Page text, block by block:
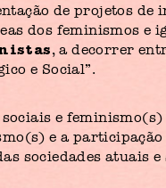
de projetos de
dos feminismos e
, a decorrer
e Social”.
e
e a
sociedades atuais